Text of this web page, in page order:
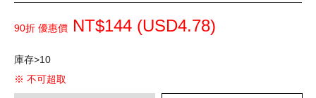
90折 優惠價 NT$144 (USD4.78)
庫存>10
※ 不可超取